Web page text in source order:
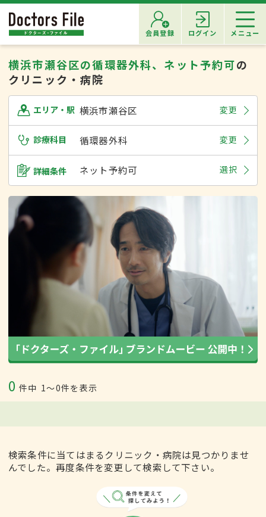
会員登録 ログイン メニュー
横浜市瀬谷区の循環器外科、ネット予約可の
クリニック・病院
エリア・駅 横浜市瀬谷区 変更
診療科目 循環器外科 変更
詳細条件 ネット予約可 選択
0 件中 1〜0件を表示
検索条件に当てはまるクリニック・病院は見つかりませ
んでした。再度条件を変更して検索して下さい。